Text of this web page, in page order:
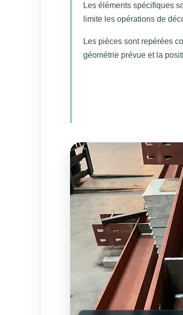
Les éléments spécifiques
limite les opérations de
Les pièces sont repérées
géométrie prévue et la